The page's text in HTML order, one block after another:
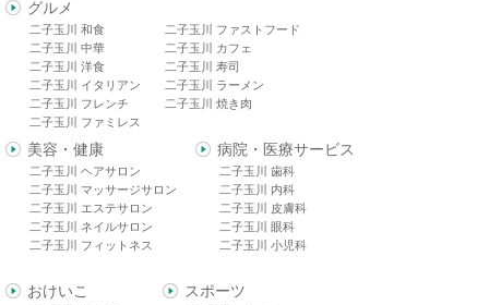
グルメ
二子玉川 和食
二子玉川 中華
二子玉川 洋食
二子玉川 イタリアン
二子玉川 フレンチ
二子玉川 ファミレス
二子玉川 ファストフード
二子玉川 カフェ
二子玉川 寿司
二子玉川 ラーメン
二子玉川 焼き肉
美容・健康
二子玉川 ヘアサロン
二子玉川 マッサージサロン
二子玉川 エステサロン
二子玉川 ネイルサロン
二子玉川 フィットネス
病院・医療サービス
二子玉川 歯科
二子玉川 内科
二子玉川 皮膚科
二子玉川 眼科
二子玉川 小児科
おけいこ スポーツ